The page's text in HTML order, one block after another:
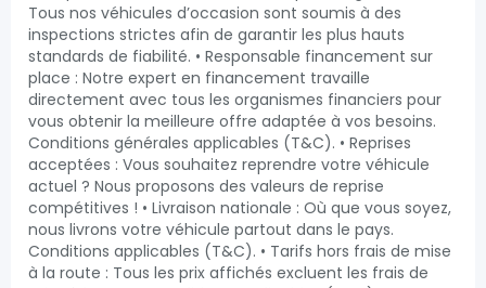
Tous nos véhicules d’occasion sont soumis à des
inspections strictes afin de garantir les plus hauts
standards de fiabilité. • Responsable financement sur
place : Notre expert en financement travaille
directement avec tous les organismes financiers pour
vous obtenir la meilleure offre adaptée à vos besoins.
Conditions générales applicables (T&C). • Reprises
acceptées : Vous souhaitez reprendre votre véhicule
actuel ? Nous proposons des valeurs de reprise
compétitives ! • Livraison nationale : Où que vous soyez,
nous livrons votre véhicule partout dans le pays.
Conditions applicables (T&C). • Tarifs hors frais de mise
à la route : Tous les prix affichés excluent les frais de